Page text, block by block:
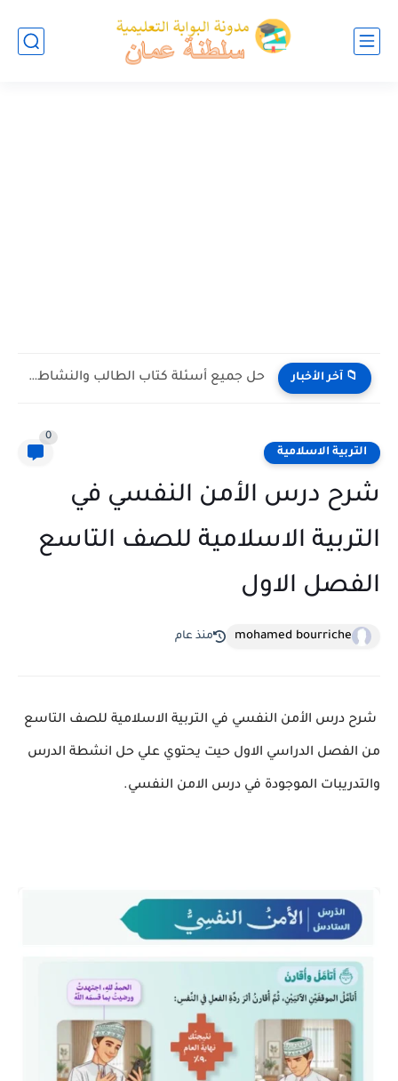
📁 آخر الأخبار حل جميع أسئلة كتاب الطالب والنشاط في الاحياء للصف العاشر...
التربية الاسلامية
0
شرح درس الأمن النفسي في
التربية الاسلامية للصف التاسع
الفصل الاول
mohamed bourriche منذ عام
شرح درس الأمن النفسي في التربية الاسلامية للصف التاسع
من الفصل الدراسي الاول حيت يحتوي علي حل انشطة الدرس
والتدريبات الموجودة في درس الامن النفسي.